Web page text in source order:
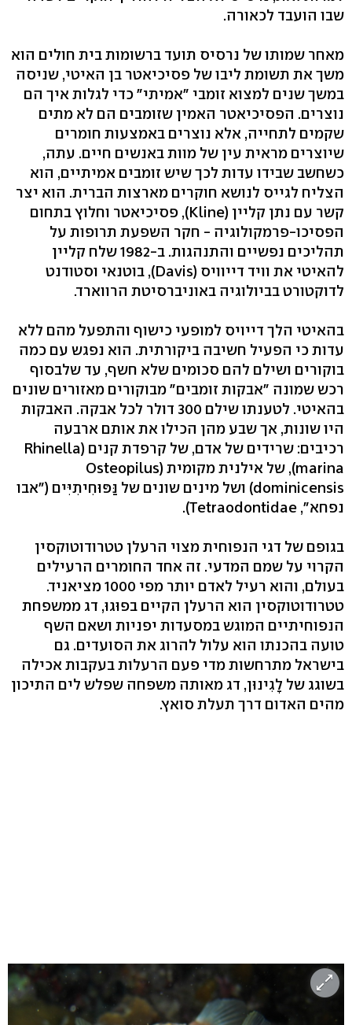
שבו הועבד לכאורה.
מאחר שמותו של נרסיס תועד ברשומות בית חולים הוא
משך את תשומת ליבו של פסיכיאטר בן האיטי, שניסה
במשך שנים למצוא זומבי "אמיתי" כדי לגלות איך הם
נוצרים. הפסיכיאטר האמין שזומבים הם לא מתים
שקמים לתחייה, אלא נוצרים באמצעות חומרים
שיוצרים מראית עין של מוות באנשים חיים. עתה,
כשחשב שבידו עדות לכך שיש זומבים אמיתיים, הוא
הצליח לגייס לנושא חוקרים מארצות הברית. הוא יצר
קשר עם נתן קליין (Kline), פסיכיאטר וחלוץ בתחום
הפסיכו-פרמקולוגיה - חקר השפעת תרופות על
תהליכים נפשיים והתנהגות. ב-1982 שלח קליין
להאיטי את וויד דייוויס (Davis), בוטנאי וסטודנט
לדוקטורט בביולוגיה באוניברסיטת הרווארד.
בהאיטי הלך דייויס למופעי כישוף והתפעל מהם ללא
עדות כי הפעיל חשיבה ביקורתית. הוא נפגש עם כמה
בוקורים ושילם להם סכומים שלא חשף, עד שלבסוף
רכש שמונה "אבקות זומבים" מבוקורים מאזורים שונים
בהאיטי. לטענתו שילם 300 דולר לכל אבקה. האבקות
היו שונות, אך שבע מהן הכילו את אותם ארבעה
רכיבים: שרידים של אדם, של קרפדת קנים (Rhinella
marina), של אילנית מקומית (Osteopilus
dominicensis) ושל מינים שונים של נַּפּוּחִיתִיִּים ("אבו
נפחא", Tetraodontidae).
בגופם של דגי הנפוחית מצוי הרעלן טטרודוטוקסין
הקרוי על שמם המדעי. זה אחד החומרים הרעילים
בעולם, והוא רעיל לאדם יותר מפי 1000 מציאניד.
טטרודוטוקסין הוא הרעלן הקיים בפוּגוּ, דג ממשפחת
הנפוחיתיים המוגש במסעדות יפניות ושאם השף
טועה בהכנתו הוא עלול להרוג את הסועדים. גם
בישראל מתרחשות מדי פעם הרעלות בעקבות אכילה
בשוגג של לָגִינוּן, דג מאותה משפחה שפלש לים התיכון
מהים האדום דרך תעלת סואץ.